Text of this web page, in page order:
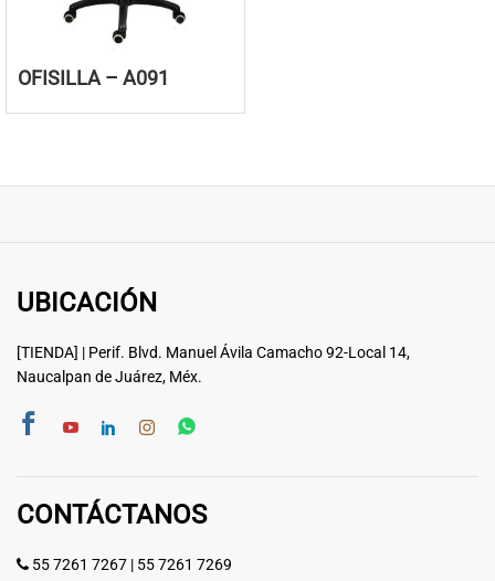
OFISILLA – A091
UBICACIÓN
[TIENDA] | Perif. Blvd. Manuel Ávila Camacho 92-Local 14,
Naucalpan de Juárez, Méx.
CONTÁCTANOS
55 7261 7267 | 55 7261 7269